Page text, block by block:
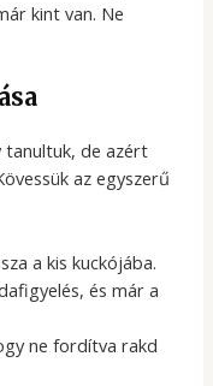
kint van. Ne
tanultuk, de azért
az egyszerű
a kis kuckójába.
és már a
ne fordítva rakd